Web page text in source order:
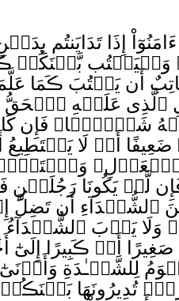
ءَامَنُوٓاْ إِذَا
وَلۡيَكۡتُب بَّيۡنَكُمۡ
أَن يَكۡتُبَ ڪَمَا
عَلَيۡهِ ٱلۡحَقُّ
شَيۡـًٔ۬ا‌ۚ فَإِن
ضَعِيفًا أَوۡ لَا
بِٱلۡعَدۡلِ‌ۚ
لَّمۡ يَكُونَا
أَن تَضِلَّ
يَأۡبَ ٱلشُّہَدَآءُ
صَغِيرًا أَوۡ ڪَبِيرًا
لِلشَّہَـٰدَةِ وَأَدۡنَىٰٓ
تُدِيرُونَهَا